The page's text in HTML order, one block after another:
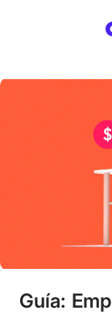
Guía: